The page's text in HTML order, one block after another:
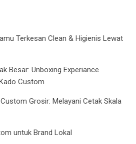
Terkesan Clean & Higienis Lewat
Besar: Unboxing Experiance
Custom
Grosir: Melayani Cetak Skala
untuk Brand Lokal